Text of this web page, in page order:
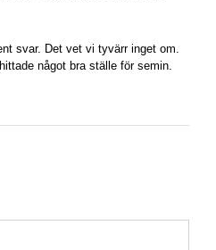
svar. Det vet vi tyvärr inget om.
något bra ställe för semin.